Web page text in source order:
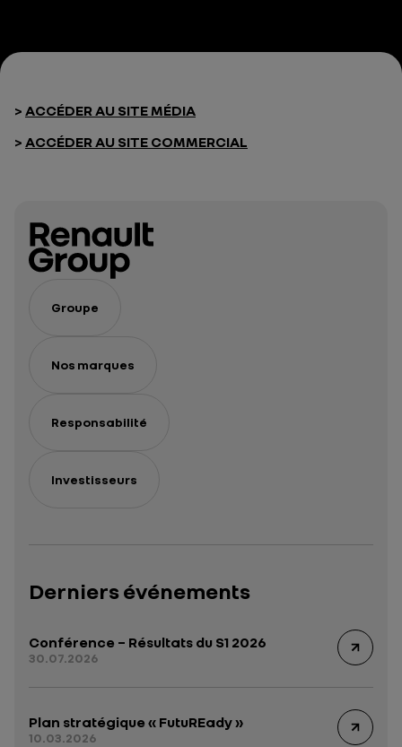
> ACCÉDER AU SITE MÉDIA
> ACCÉDER AU SITE COMMERCIAL
Groupe
Nos marques
Responsabilité
Investisseurs
Derniers événements
Conférence – Résultats du S1 2026
30.07.2026
Plan stratégique « FutuREady »
10.03.2026